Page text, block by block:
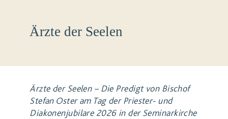
Ärzte der Seelen
Ärzte der Seelen –Die Predigt von Bischof
Stefan Oster am Tag der Priester- und
Diakonenjubilare 2026 in der Seminarkirche